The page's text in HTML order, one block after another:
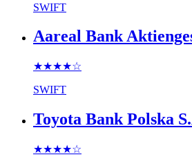
SWIFT
Aareal Bank
★★★★☆
SWIFT
Toyota Bank Polska
★★★★☆